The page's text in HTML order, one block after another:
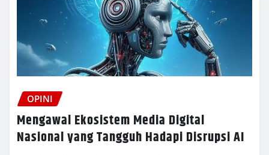
OPINI
Mengawal Ekosistem Media Digital
Nasional yang Tangguh Hadapi Disrupsi AI